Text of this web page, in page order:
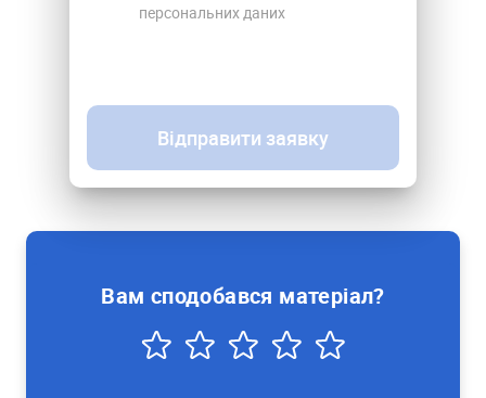
персональних даних
Відправити заявку
Вам сподобався матеріал?